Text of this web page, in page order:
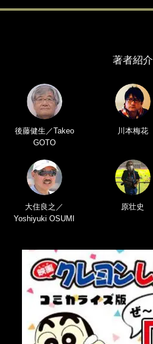
著者紹介
後藤健生／Takeo
GOTO
川本梅花
大住良之／
Yoshiyuki OSUMI
原壮史